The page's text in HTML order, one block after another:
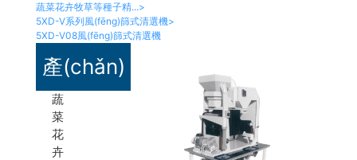
蔬菜種子成套加工設(shè)備
小麥種子成套加工設(shè)備
大豆種子成套加工設(shè)備
蔬菜花卉牧草等種子精選加工設(shè)備
5XZ-V系列比重式精選機
6SXZ系列蔬菜種子色選機
5XZ系列比重式精選機
5XD系列風(fēng)篩式清選機
初選加工
5YC系列圓筒式預(yù)清機
特殊分選
項目案例
水稻加工線
小麥加工線
關(guān)于我們
公司簡介
企業(yè)文化
新聞中心
公司新聞
聯(lián)系我們
蔬菜花卉牧草等種子精...>
5XD-V系列風(fēng)篩式清選機>
5XD-V08風(fēng)篩式清選機
產(chǎn)
品中心
蔬
菜
花
卉